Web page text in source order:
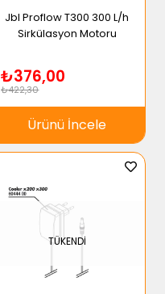
Jbl Proflow T300 300 L/h
Sirkülasyon Motoru
₺376,00
₺422,30
Ürünü İncele
TÜKENDI